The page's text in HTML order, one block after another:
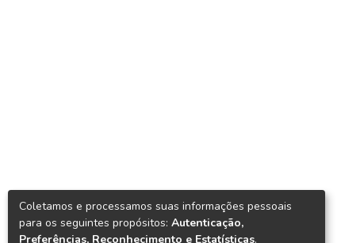
Coletamos e processamos suas informações pessoais
para os seguintes propósitos: Autenticação,
Preferências, Reconhecimento e Estatísticas.